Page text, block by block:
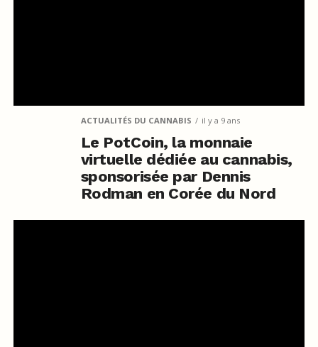
ACTUALITÉS DU CANNABIS il y a 9 ans
Le PotCoin, la monnaie
virtuelle dédiée au cannabis,
sponsorisée par Dennis
Rodman en Corée du Nord